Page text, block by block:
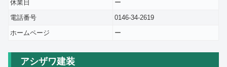
休業日
ー
電話番号
0146-34-2619
ホームページ
ー
アシザワ建装